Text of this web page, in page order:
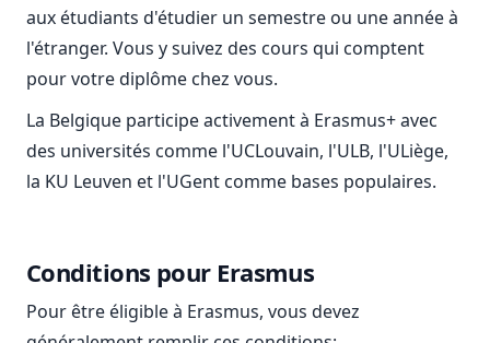
aux étudiants d'étudier un semestre ou une année à
l'étranger. Vous y suivez des cours qui comptent
pour votre diplôme chez vous.
La Belgique participe activement à Erasmus+ avec
des universités comme l'UCLouvain, l'ULB, l'ULiège,
la KU Leuven et l'UGent comme bases populaires.
Conditions pour Erasmus
Pour être éligible à Erasmus, vous devez